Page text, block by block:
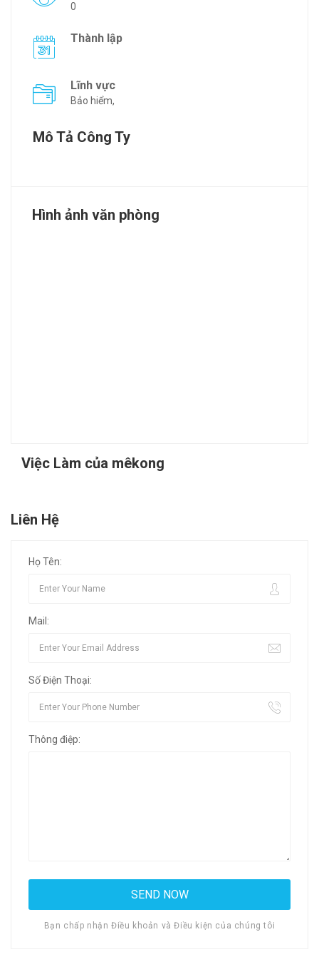
0
Thành lập
Lĩnh vực
Bảo hiểm,
Mô Tả Công Ty
Hình ảnh văn phòng
Việc Làm của mêkong
Liên Hệ
Họ Tên:
Mail:
Số Điện Thoại:
Thông điệp:
Bạn chấp nhận Điều khoản và Điều kiện của chúng tôi